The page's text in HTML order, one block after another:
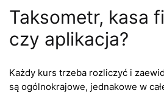
Taksometr, kasa
czy aplikacja?
Każdy kurs trzeba rozliczyć i
są ogólnokrajowe, jednakowe w